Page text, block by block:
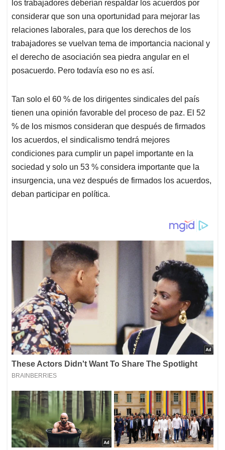
los trabajadores deberían respaldar los acuerdos por
considerar que son una oportunidad para mejorar las
relaciones laborales, para que los derechos de los
trabajadores se vuelvan tema de importancia nacional y
el derecho de asociación sea piedra angular en el
posacuerdo. Pero todavía eso no es así.
Tan solo el 60 % de los dirigentes sindicales del país
tienen una opinión favorable del proceso de paz. El 52
% de los mismos consideran que después de firmados
los acuerdos, el sindicalismo tendrá mejores
condiciones para cumplir un papel importante en la
sociedad y solo un 53 % considera importante que la
insurgencia, una vez después de firmados los acuerdos,
deban participar en política.